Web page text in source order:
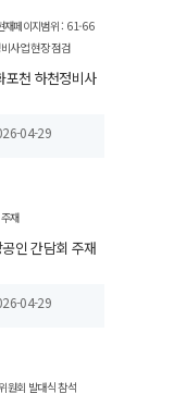
재페이지범위 : 61-66
포천 하천정비사
04-29
인 간담회 주재
04-29